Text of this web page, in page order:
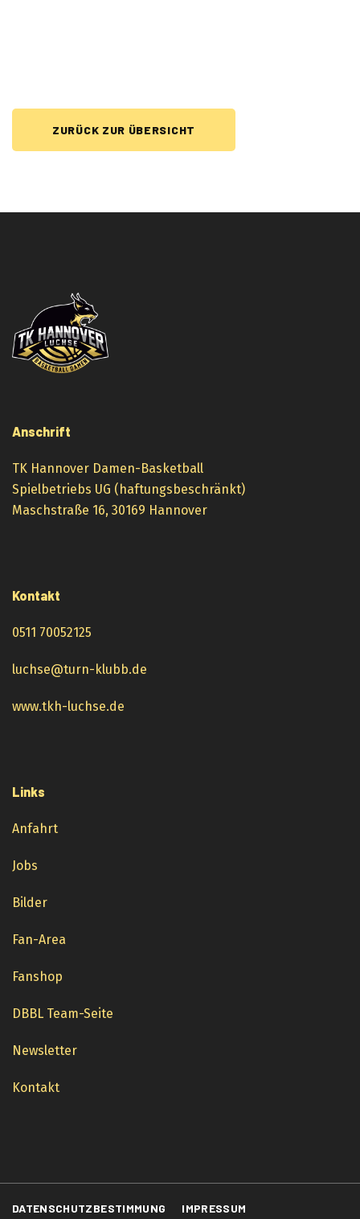
ZURÜCK ZUR ÜBERSICHT
Anschrift
TK Hannover Damen-Basketball
Spielbetriebs UG (haftungsbeschränkt)
Maschstraße 16, 30169 Hannover
Kontakt
0511 70052125
luchse@turn-klubb.de
www.tkh-luchse.de
Links
Anfahrt
Jobs
Bilder
Fan-Area
Fanshop
DBBL Team-Seite
Newsletter
Kontakt
DATENSCHUTZBESTIMMUNG IMPRESSUM